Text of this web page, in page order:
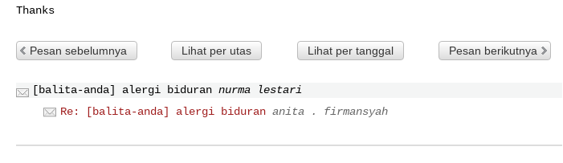
Pesan sebelumnya Lihat per utas Lihat per tanggal Pesan berikutnya
[balita-anda] alergi biduran nurma lestari
Re: [balita-anda] alergi biduran anita . firmansyah